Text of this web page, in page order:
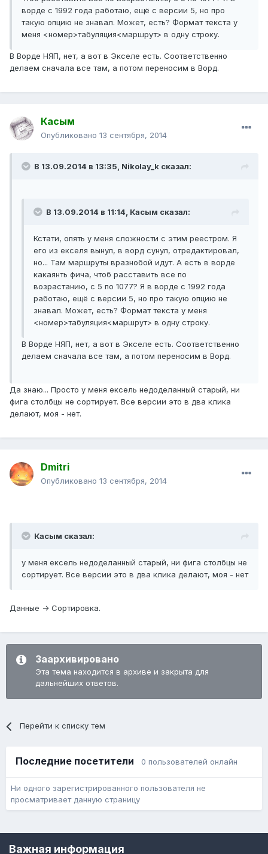
ворде с 1992 года работаю, ещё с версии 5, но про
такую опцию не знавал. Может, есть? Формат текста у
меня <номер>табуляция<маршрут> в одну строку.
В Ворде НЯП, нет, а вот в Экселе есть. Соответственно
делаем сначала все там, а потом переносим в Ворд.
Касым
Опубликовано 13 сентября, 2014
В 13.09.2014 в 13:35, Nikolay_k сказал:
В 13.09.2014 в 11:14, Касым сказал:
Кстати, опять у меня сложности с этим реестром. Я
его из екселя вынул, в ворд сунул, отредактировал,
но... Там маршруты вразнобой идут. А есть в ворде
какаянть фича, чтоб расставить все по
возрастанию, с 5 по 1077? Я в ворде с 1992 года
работаю, ещё с версии 5, но про такую опцию не
знавал. Может, есть? Формат текста у меня
<номер>табуляция<маршрут> в одну строку.
В Ворде НЯП, нет, а вот в Экселе есть. Соответственно
делаем сначала все там, а потом переносим в Ворд.
Да знаю... Просто у меня ексель недоделанный старый, ни
фига столбцы не сортирует. Все версии это в два клика
делают, моя - нет.
Dmitri
Опубликовано 13 сентября, 2014
Касым сказал:
у меня ексель недоделанный старый, ни фига столбцы не
сортирует. Все версии это в два клика делают, моя - нет
Данные -> Сортировка.
Заархивировано
Эта тема находится в архиве и закрыта для
дальнейших ответов.
Перейти к списку тем
Последние посетители 0 пользователей онлайн
Ни одного зарегистрированного пользователя не
просматривает данную страницу
Важная информация